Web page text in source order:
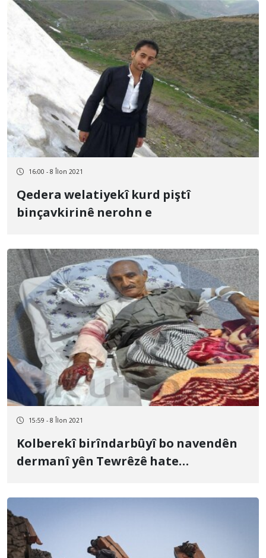
16:00 - 8 Îlon 2021
Qedera welatiyekî kurd piştî
binçavkirinê nerohn e
15:59 - 8 Îlon 2021
Kolberekî birîndarbûyî bo navendên
dermanî yên Tewrêzê hate